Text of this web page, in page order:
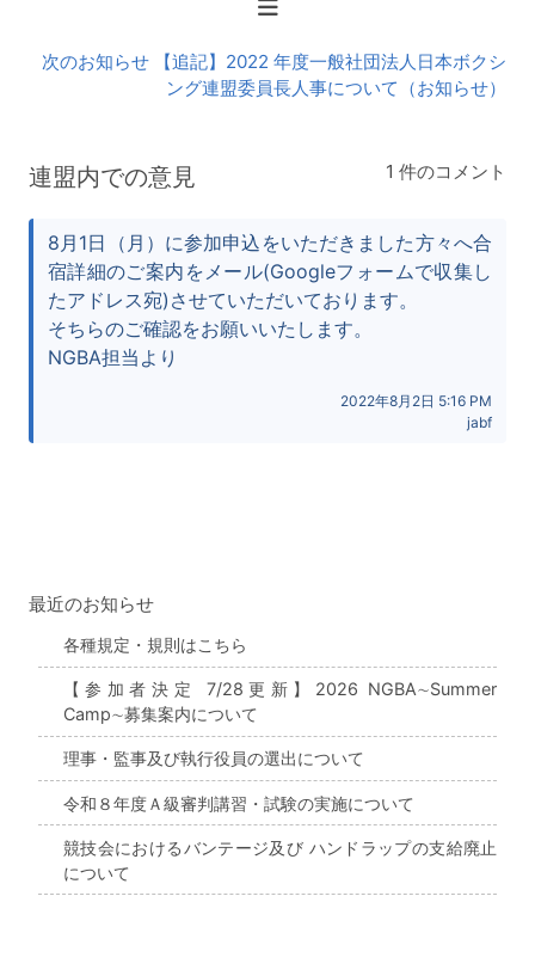
せ次のお知らせ 【追記】2022 年度一般社団法人日本ボクシ
ング連盟委員長人事について（お知らせ）
連盟内での意見 1 件のコメント
8月1日（月）に参加申込をいただきました方々へ合
宿詳細のご案内をメール(Googleフォームで収集し
たアドレス宛)させていただいております。
そちらのご確認をお願いいたします。
NGBA担当より
2022年8月2日 5:16 PM
jabf
最近のお知らせ
各種規定・規則はこちら
【参加者決定 7/28更新】2026 NGBA∼Summer
Camp∼募集案内について
理事・監事及び執行役員の選出について
令和８年度Ａ級審判講習・試験の実施について
競技会におけるバンテージ及び ハンドラップの支給廃止
について